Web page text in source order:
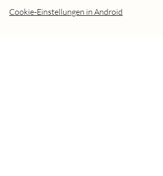
Cookie-Einstellungen in Android